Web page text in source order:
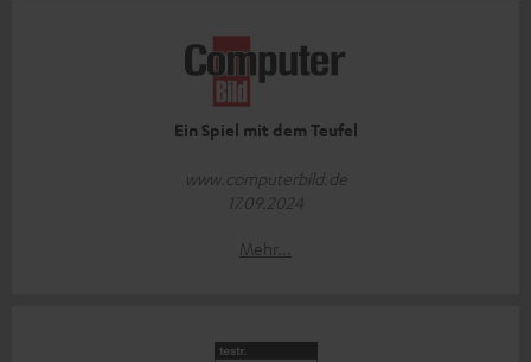
Ein Spiel mit dem Teufel
www.computerbild.de
17.09.2024
Mehr...